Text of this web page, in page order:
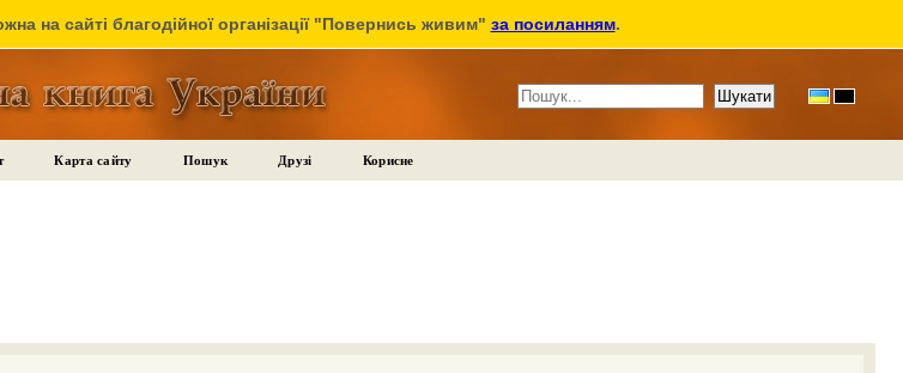
на сайті благодійної організації "Повернись живим" за посиланням.
Карта сайту Пошук Друзі Корисне